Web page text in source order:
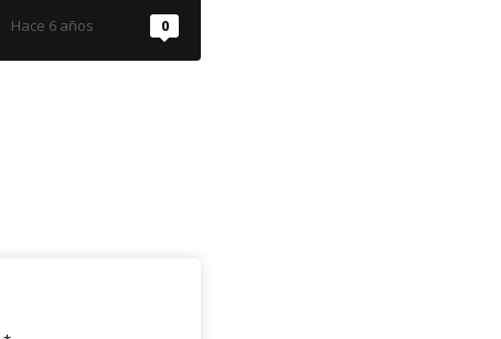
Hace 6 años 0